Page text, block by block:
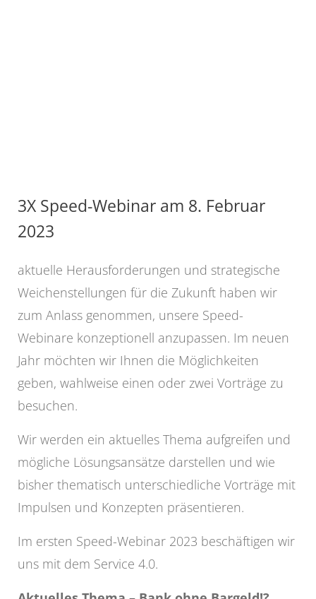
3X Speed-Webinar am 8. Februar
2023
aktuelle Herausforderungen und strategische
Weichenstellungen für die Zukunft haben wir
zum Anlass genommen, unsere Speed-
Webinare konzeptionell anzupassen. Im neuen
Jahr möchten wir Ihnen die Möglichkeiten
geben, wahlweise einen oder zwei Vorträge zu
besuchen.
Wir werden ein aktuelles Thema aufgreifen und
mögliche Lösungsansätze darstellen und wie
bisher thematisch unterschiedliche Vorträge mit
Impulsen und Konzepten präsentieren.
Im ersten Speed-Webinar 2023 beschäftigen wir
uns mit dem Service 4.0.